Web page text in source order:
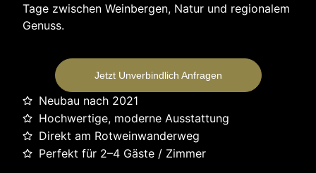
Tage zwischen Weinbergen, Natur und regionalem
Genuss.
Jetzt Unverbindlich Anfragen
Neubau nach 2021
Hochwertige, moderne Ausstattung
Direkt am Rotweinwanderweg
Perfekt für 2–4 Gäste / Zimmer